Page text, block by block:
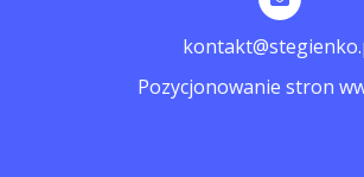
Pozycjonowanie stron